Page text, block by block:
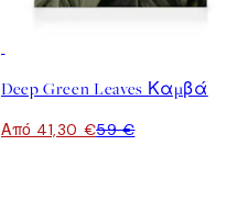
Deep Green Leaves Καμβά
Από 41,30 €59 €